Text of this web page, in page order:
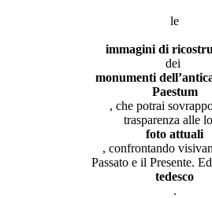
le
immagini di
dei
monumenti
Paestum
, che potrai
trasparenza alle
foto attuali
, confrontando
Passato e il Presente.
tedesco
.